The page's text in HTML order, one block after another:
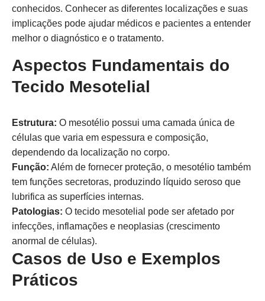
conhecidos. Conhecer as diferentes localizações e suas
implicações pode ajudar médicos e pacientes a entender
melhor o diagnóstico e o tratamento.
Aspectos Fundamentais do
Tecido Mesotelial
Estrutura: O mesotélio possui uma camada única de
células que varia em espessura e composição,
dependendo da localização no corpo.
Função: Além de fornecer proteção, o mesotélio também
tem funções secretoras, produzindo líquido seroso que
lubrifica as superfícies internas.
Patologias: O tecido mesotelial pode ser afetado por
infecções, inflamações e neoplasias (crescimento
anormal de células).
Casos de Uso e Exemplos
Práticos